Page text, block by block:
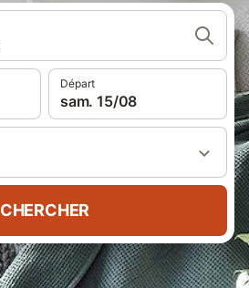
Départ
sam. 15/08
CHERCHER